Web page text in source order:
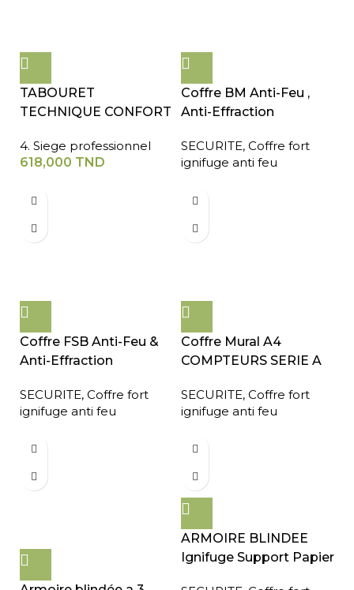
TABOURET
TECHNIQUE CONFORT
4. Siege professionnel
618,000 TND
Coffre BM Anti-Feu ,
Anti-Effraction
SECURITE, Coffre fort
ignifuge anti feu
Coffre FSB Anti-Feu &
Anti-Effraction
SECURITE, Coffre fort
ignifuge anti feu
Coffre Mural A4
COMPTEURS SERIE A
SECURITE, Coffre fort
ignifuge anti feu
ARMOIRE BLINDEE
Ignifuge Support Papier